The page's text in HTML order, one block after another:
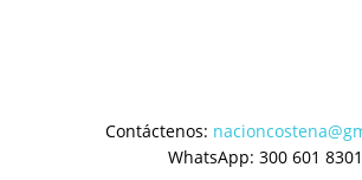
Contáctenos:
WhatsApp: 300 601 8301